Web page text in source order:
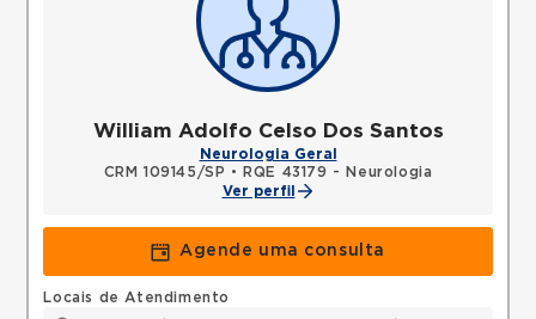
William Adolfo Celso Dos Santos
Neurologia Geral
CRM 109145/SP •
RQE 43179 - Neurologia
Ver perfil
Agende uma consulta
Locais de Atendimento